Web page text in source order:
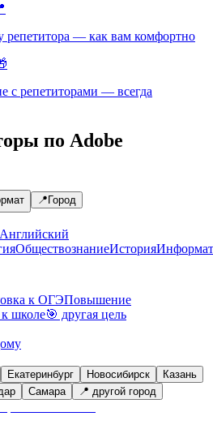
репетитора — как вам комфортно
с репетиторами — всегда
по Adobe
📍Город
Английский
ОбществознаниеИстория
к ОГЭПовышение
школе🎯 другая цель
Екатеринбург Новосибирск
Казань
Самара 📍 другой город